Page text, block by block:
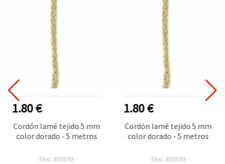
1.80 €
Cordón lamé tejido 5 mm
color dorado - 5 metros
Sku: 403193
1.80 €
Cordón lamé tejido 5 mm
color dorado - 5 metros
Sku: 403193